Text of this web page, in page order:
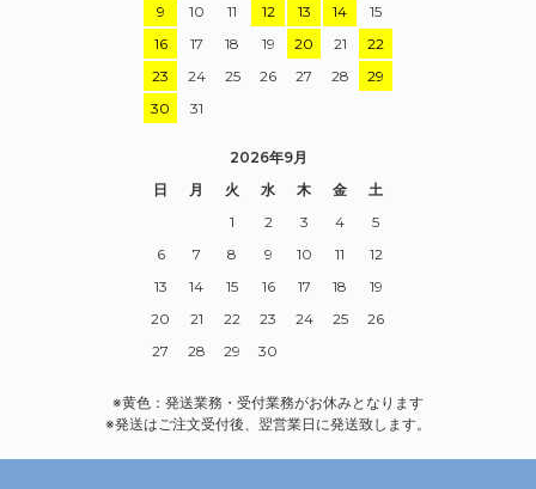
9
10 11 12 13 14
15
16
17 18 19 20 21
22
23
24 25 26 27 28
29
30
31
2026年9月
日
月 火 水 木 金
土
1
2 3 4
5
6
7 8 9 10 11
12
13
14 15 16 17 18
19
20
21 22 23 24 25
26
27
28 29 30
※黄色：発送業務・受付業務がお休みとなります
※発送はご注文受付後、翌営業日に発送致します。